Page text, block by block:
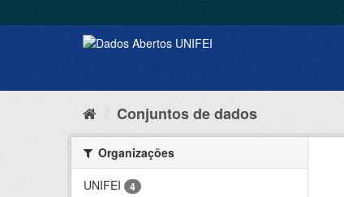
Conjuntos de dados
Organizações
UNIFEI
4